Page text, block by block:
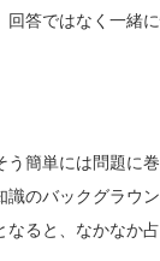
答ではなく一緒
簡単には問題に
のバックグラウ
ると、なかなか占